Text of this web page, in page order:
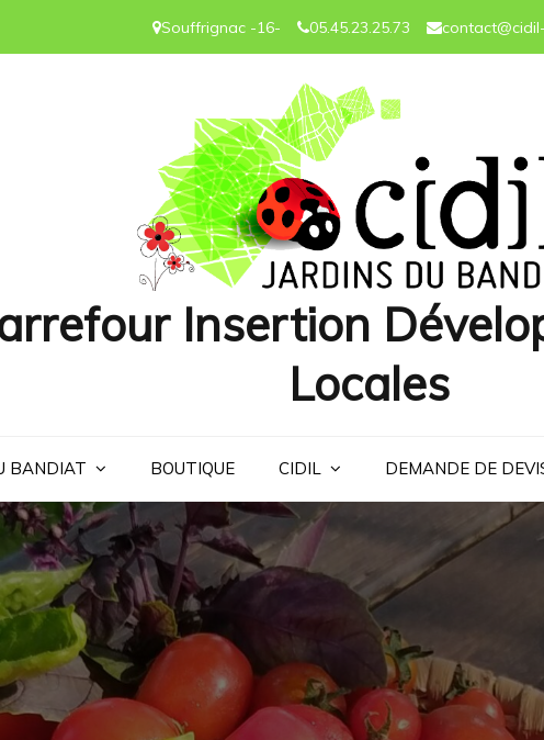
Souffrignac -16- 05.45.23.25.73
Insertion
Locales
BANDIAT BOUTIQUE CIDIL DEMANDE DE